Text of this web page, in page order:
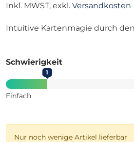
Inkl. MWST, exkl. Versandkosten
Intuitive Kartenmagie durch
Schwierigkeit
1
Einfach
Nur noch wenige Artikel lieferbar